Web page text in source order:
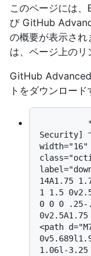
このページには
び GitHub
の概要が表示さ
は、ページ上のリ
GitHub
トをダウンロー
Security]
14A1.75
1 1.5
0 0 0 .25-
<path
1.06l-3.25